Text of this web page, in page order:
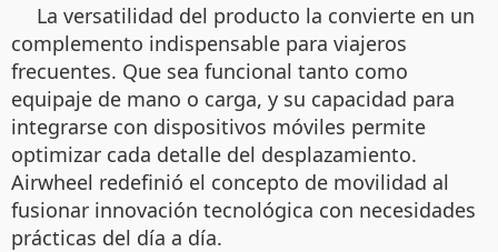
La versatilidad del producto la convierte en un
complemento indispensable para viajeros
frecuentes. Que sea funcional tanto como
equipaje de mano o carga, y su capacidad para
integrarse con dispositivos móviles permite
optimizar cada detalle del desplazamiento.
Airwheel redefinió el concepto de movilidad al
fusionar innovación tecnológica con necesidades
prácticas del día a día.